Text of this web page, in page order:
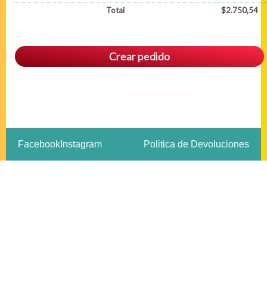
Total $2.750,54
Crear pedido
Facebook Instagram Politica de Devoluciones